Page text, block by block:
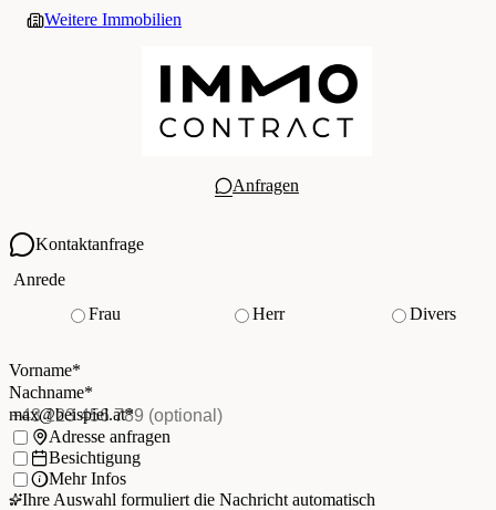
Weitere Immobilien
Anfragen
Kontaktanfrage
Ihre Kontaktdaten
Anrede
Frau
Herr
Divers
Vorname*
Nachname
Nachname*
E-Mail*(Pflichtfeld)
max@beispiel.at*
Telefon(optional)
Ich möchte:Adresse anfragen
Besichtigung
Mehr Infos
Ihre Auswahl formuliert die Nachricht automatisch